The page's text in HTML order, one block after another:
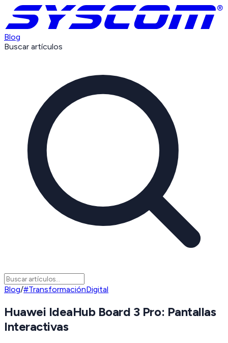
Blog
Buscar artículos
Blog/#TransformaciónDigital
Huawei IdeaHub Board 3 Pro: Pantallas
Interactivas